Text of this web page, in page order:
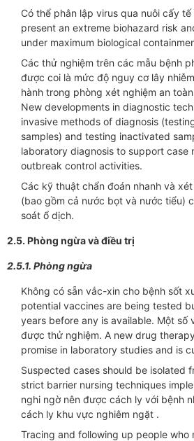
Có thể phân lập virus qua nuôi cấy
present an extreme biohazard risk
under maximum biological
Các thử nghiệm trên các mẫu bệnh
được coi là mức độ nguy cơ lây
hành trong phòng xét nghiệm an
New developments in diagnostic
invasive methods of diagnosis
samples) and testing inactivated
laboratory diagnosis to support case
outbreak control activities.
Các kỹ thuật chẩn đoán nhanh và
(bao gồm cả nước bọt và nước tiểu)
soát ổ dịch.
2.5. Phòng ngừa và điều trị
2.5.1. Phòng ngừa
Không có sẵn vắc-xin cho bệnh sốt
potential vaccines are being tested
years before any is available. Một số
được thử nghiệm. A new drug
promise in laboratory studies and is
Suspected cases should be isolated
strict barrier nursing techniques
nghi ngờ nên được cách ly với bệnh
cách ly khu vực nghiêm ngặt .
Tracing and following up people who